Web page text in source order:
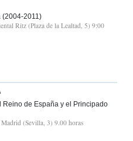
(2004-2011)
Ritz (Plaza de la Lealtad, 5) 9:00
de España y el Principado
(Sevilla, 3) 9.00 horas